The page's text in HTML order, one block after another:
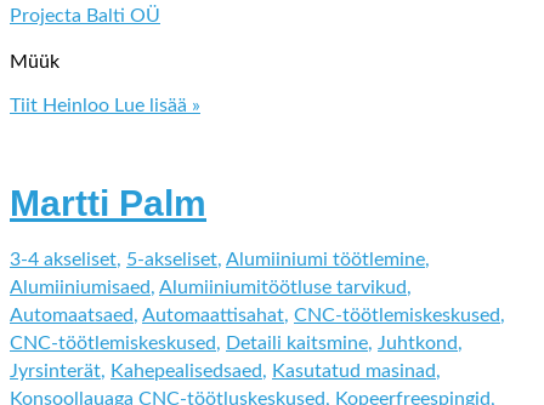
Projecta Balti OÜ
Müük
Tiit Heinloo Lue lisää »
Martti Palm
3-4 akseliset, 5-akseliset, Alumiiniumi töötlemine,
Alumiiniumisaed, Alumiiniumitöötluse tarvikud,
Automaatsaed, Automaattisahat, CNC-töötlemiskeskused,
CNC-töötlemiskeskused, Detaili kaitsmine, Juhtkond,
Jyrsinterät, Kahepealisedsaed, Kasutatud masinad,
Konsoollauaga CNC-töötluskeskused, Kopeerfreespingid,